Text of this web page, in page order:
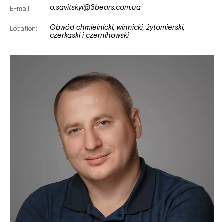
E-mail: o.savitskyi@3bears.com.ua
Location:
Obwód chmielnicki, winnicki, żytomierski,
czerkaski i czernihowski